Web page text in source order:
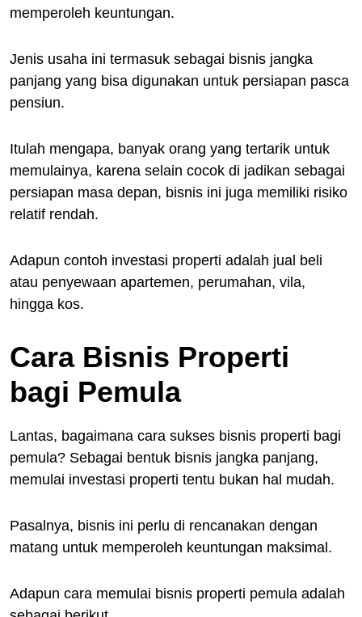
memperoleh keuntungan.
Jenis usaha ini termasuk sebagai bisnis jangka
panjang yang bisa digunakan untuk persiapan pasca
pensiun.
Itulah mengapa, banyak orang yang tertarik untuk
memulainya, karena selain cocok di jadikan sebagai
persiapan masa depan, bisnis ini juga memiliki risiko
relatif rendah.
Adapun contoh investasi properti adalah jual beli
atau penyewaan apartemen, perumahan, vila,
hingga kos.
Cara Bisnis Properti
bagi Pemula
Lantas, bagaimana cara sukses bisnis properti bagi
pemula? Sebagai bentuk bisnis jangka panjang,
memulai investasi properti tentu bukan hal mudah.
Pasalnya, bisnis ini perlu di rencanakan dengan
matang untuk memperoleh keuntungan maksimal.
Adapun cara memulai bisnis properti pemula adalah